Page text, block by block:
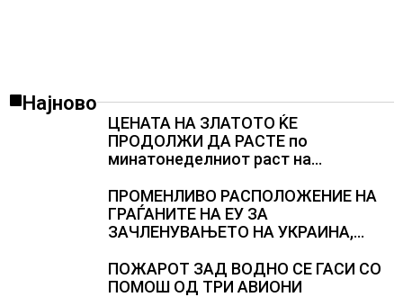
Најново
ЦЕНАТА НА ЗЛАТОТО ЌЕ
ПРОДОЛЖИ ДА РАСТЕ по
минатонеделниот раст на
ПРОМЕНЛИВО РАСПОЛОЖЕНИЕ НА
ГРАЃАНИТЕ НА ЕУ ЗА
ЗАЧЛЕНУВАЊЕТО НА УКРАИНА,
Полска, Франција и Германија
ПОЖАРОТ ЗАД ВОДНО СЕ ГАСИ СО
ПОМОШ ОД ТРИ АВИОНИ